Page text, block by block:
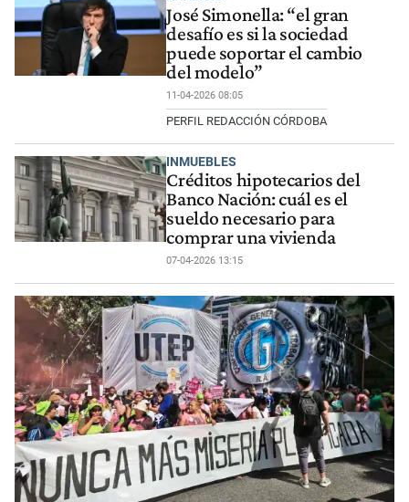
José Simonella: “el gran
desafío es si la sociedad
puede soportar el cambio
del modelo”
11-04-2026 08:05
PERFIL REDACCIÓN CÓRDOBA
INMUEBLES
Créditos hipotecarios del
Banco Nación: cuál es el
sueldo necesario para
comprar una vivienda
07-04-2026 13:15